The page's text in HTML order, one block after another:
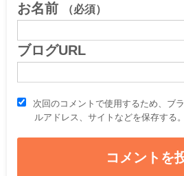
お名前 （必須）
ブログURL
次回のコメントで使用するため、ブ
ルアドレス、サイトなどを保存する。